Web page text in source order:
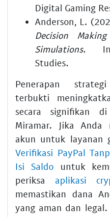
Digital Gaming
Anderson, L.
Decision
Simulations.
Studies.
Penerapan
terbukti
secara signifikan
Miramar. Jika Anda
akun untuk layanan
Verifikasi PayPal
Isi Saldo untuk
periksa aplikasi
memastikan dana
yang aman dan